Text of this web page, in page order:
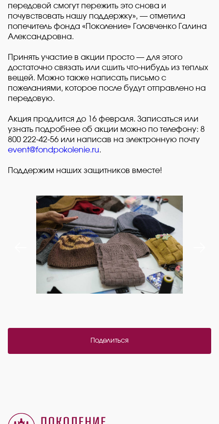
передовой смогут пережить это снова и
почувствовать нашу поддержку», — отметила
попечитель фонда «Поколение» Головченко Галина
Александровна.
Принять участие в акции просто — для этого
достаточно связать или сшить что-нибудь из теплых
вещей. Можно также написать письмо с
пожеланиями, которое после будут отправлено на
передовую.
Акция продлится до 16 февраля. Записаться или
узнать подробнее об акции можно по телефону: 8
800 222-42-56 или написав на электронную почту
event@fondpokolenie.ru.
Поддержим наших защитников вместе!
Поделиться